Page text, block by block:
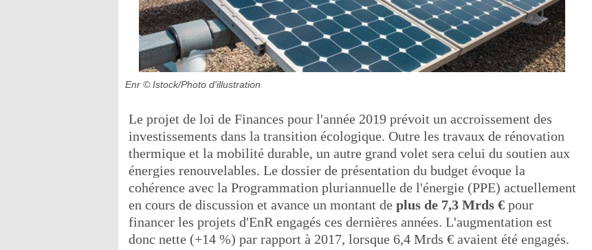
Enr © Istock/Photo d'illustration
Le projet de loi de Finances pour l'année 2019 prévoit un accroissement des
investissements dans la transition écologique. Outre les travaux de rénovation
thermique et la mobilité durable, un autre grand volet sera celui du soutien aux
énergies renouvelables. Le dossier de présentation du budget évoque la
cohérence avec la Programmation pluriannuelle de l'énergie (PPE) actuellement
en cours de discussion et avance un montant de plus de 7,3 Mrds € pour
financer les projets d'EnR engagés ces dernières années. L'augmentation est
donc nette (+14 %) par rapport à 2017, lorsque 6,4 Mrds € avaient été engagés.